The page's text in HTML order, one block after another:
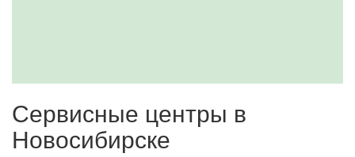
Сервисные центры в
Новосибирске